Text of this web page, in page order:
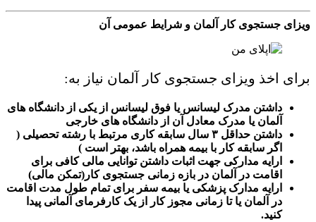
ویزای جستجوی کار آلمان و شرایط عمومی آن
برای اخذ ویزای جستجوی کار آلمان نیاز به:
داشتن مدرک لیسانس یا فوق لیسانس از یکی از دانشگاه های
آلمان یا مدرک معادل آن از دانشگاه های خارجی
داشتن حداقل ۳ سال سابقه کاری مرتبط با رشته تحصیلی (
اگر سابقه کار با بیمه همراه باشد، بهتر است )
ارایه مدارکی جهت اثبات داشتن توانایی مالی کافی برای
اقامت در آلمان در بازه زمانی جستجوی کار(تمکن مالی)
ارایه مدارک پزشکی یا بیمه سفر برای تمام طول مدت اقامت
در آلمان یا تا زمانی مجوز کار از یک کارفرمای آلمانی پیدا
کنید.